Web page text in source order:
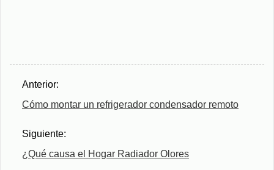
Anterior:
Cómo montar un refrigerador condensador remoto
Siguiente:
¿Qué causa el Hogar Radiador Olores